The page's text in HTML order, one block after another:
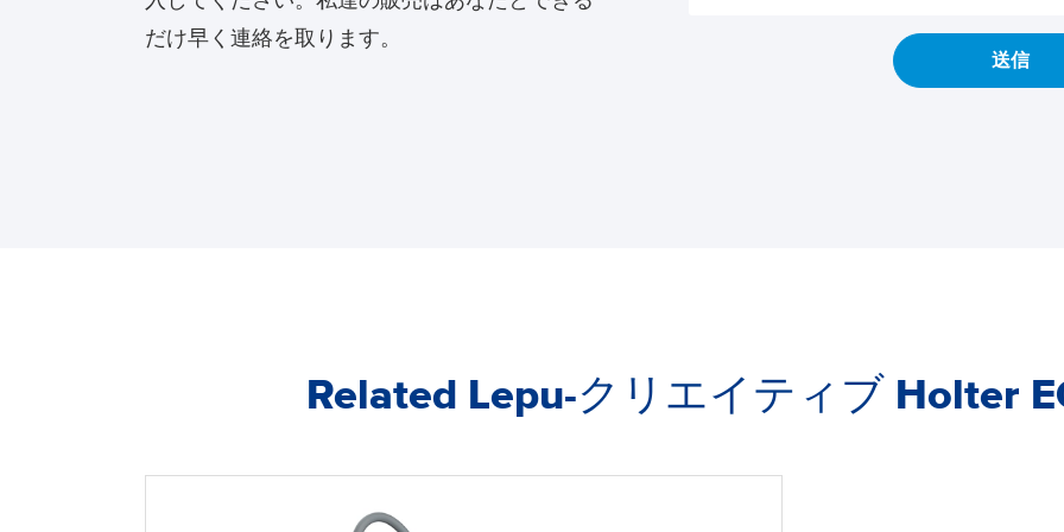
だけ早く連絡を取ります。
送信
Related Lepu-クリエイティブ Holter